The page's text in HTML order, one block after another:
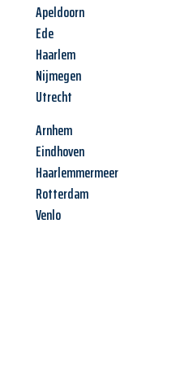
Apeldoorn
Ede
Haarlem
Nijmegen
Utrecht
Arnhem
Eindhoven
Haarlemmermeer
Rotterdam
Venlo